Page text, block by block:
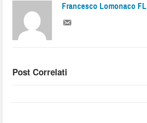
Francesco Lomonaco FL
Post Correlati